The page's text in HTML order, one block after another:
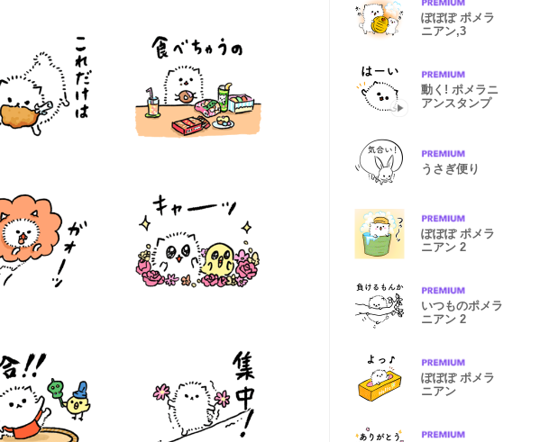
ぽぽぽ ポメラ
ニアン,3
動く! ポメラニ
アンスタンプ
うさぎ便り
ぽぽぽ ポメラ
ニアン 2
いつものポメラ
ニアン 2
ぽぽぽ ポメラ
ニアン